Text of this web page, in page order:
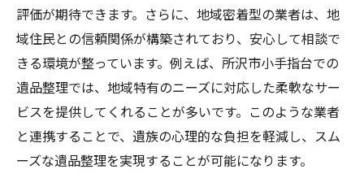
専門家による心理的サポートの提供
心の負担を軽減するための遺品整理計画
無料相談を利用するための準備と心構え
安心して相談できるサービスの特徴
故人の思い出を大切にする遺品整理のポイント
故人の思い出を整理するための心構え
評価が期待できます。さらに、地域密着型の業者は、地
域住民との信頼関係が構築されており、安心して相談で
きる環境が整っています。例えば、所沢市小手指台での
遺品整理では、地域特有のニーズに対応した柔軟なサー
ビスを提供してくれることが多いです。このような業者
と連携することで、遺族の心理的な負担を軽減し、スム
ーズな遺品整理を実現することが可能になります。